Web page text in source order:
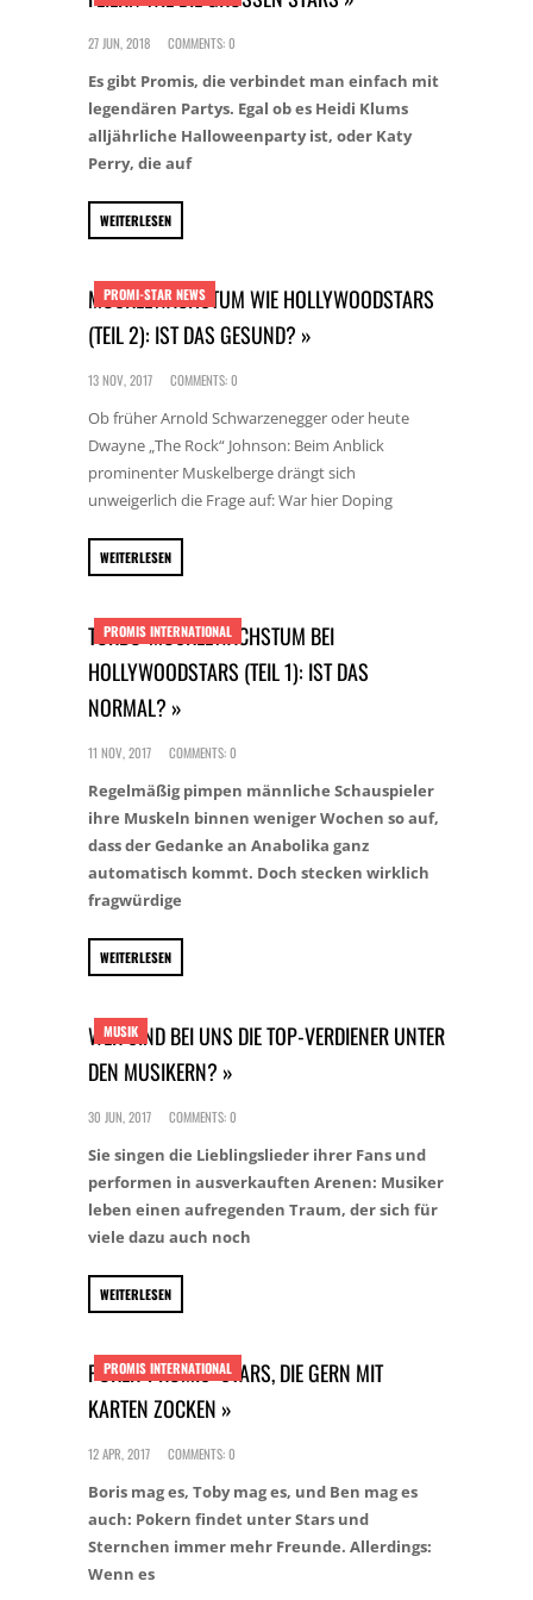
27 JUN, 2018 COMMENTS: 0
Es gibt Promis, die verbindet man einfach mit
legendären Partys. Egal ob es Heidi Klums
alljährliche Halloweenparty ist, oder Katy
Perry, die auf
WEITERLESEN
MUSKELWACHSTUM WIE HOLLYWOODSTARS
(TEIL 2): IST DAS GESUND? »
13 NOV, 2017 COMMENTS: 0
PROMI-STAR NEWS
Ob früher Arnold Schwarzenegger oder heute
Dwayne „The Rock“ Johnson: Beim Anblick
prominenter Muskelberge drängt sich
unweigerlich die Frage auf: War hier Doping
WEITERLESEN
TURBO-MUSKELWACHSTUM BEI
HOLLYWOODSTARS (TEIL 1): IST DAS
NORMAL? »
11 NOV, 2017 COMMENTS: 0
PROMIS INTERNATIONAL
Regelmäßig pimpen männliche Schauspieler
ihre Muskeln binnen weniger Wochen so auf,
dass der Gedanke an Anabolika ganz
automatisch kommt. Doch stecken wirklich
fragwürdige
WEITERLESEN
WER SIND BEI UNS DIE TOP-VERDIENER UNTER
DEN MUSIKERN? »
30 JUN, 2017 COMMENTS: 0
MUSIK
Sie singen die Lieblingslieder ihrer Fans und
performen in ausverkauften Arenen: Musiker
leben einen aufregenden Traum, der sich für
viele dazu auch noch
WEITERLESEN
POKER-PROMIS: STARS, DIE GERN MIT
KARTEN ZOCKEN »
12 APR, 2017 COMMENTS: 0
PROMIS INTERNATIONAL
Boris mag es, Toby mag es, und Ben mag es
auch: Pokern findet unter Stars und
Sternchen immer mehr Freunde. Allerdings:
Wenn es